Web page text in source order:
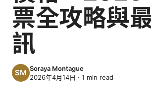
票全攻略與
訊
Soraya Montague
2026年4月14日 · 1 min read